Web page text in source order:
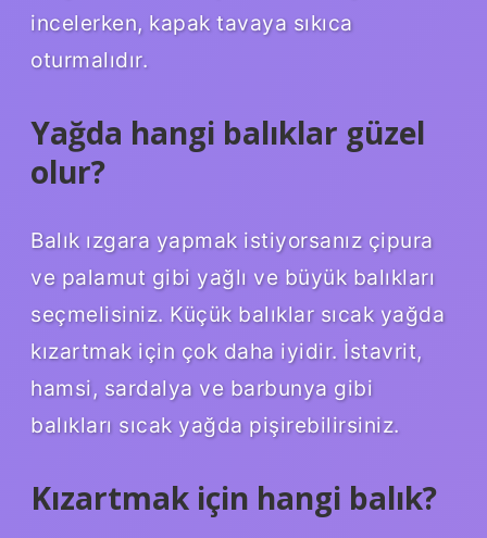
incelerken, kapak tavaya sıkıca
oturmalıdır.
Yağda hangi balıklar güzel
olur?
Balık ızgara yapmak istiyorsanız çipura
ve palamut gibi yağlı ve büyük balıkları
seçmelisiniz. Küçük balıklar sıcak yağda
kızartmak için çok daha iyidir. İstavrit,
hamsi, sardalya ve barbunya gibi
balıkları sıcak yağda pişirebilirsiniz.
Kızartmak için hangi balık?